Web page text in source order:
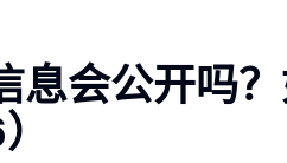
息会公开吗